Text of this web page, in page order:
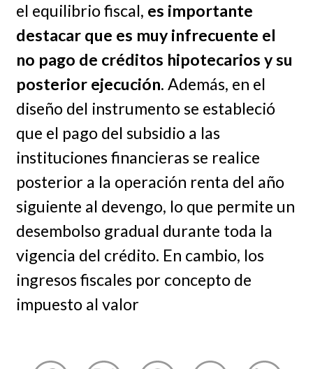
el equilibrio fiscal, es importante
destacar que es muy infrecuente el
no pago de créditos hipotecarios y su
posterior ejecución. Además, en el
diseño del instrumento se estableció
que el pago del subsidio a las
instituciones financieras se realice
posterior a la operación renta del año
siguiente al devengo, lo que permite un
desembolso gradual durante toda la
vigencia del crédito. En cambio, los
ingresos fiscales por concepto de
impuesto al valor